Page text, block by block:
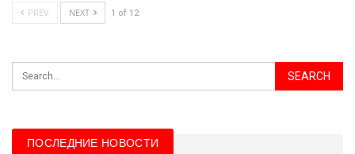
PREV NEXT 1 of 12
ПОСЛЕДНИЕ НОВОСТИ